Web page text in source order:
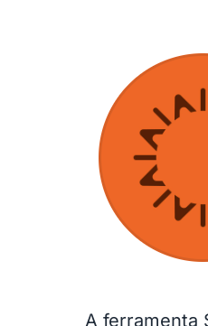
A ferramenta